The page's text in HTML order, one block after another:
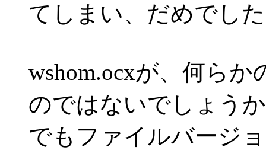
てしまい、だめでし
wshom.ocxが、何ら
のではないでしょう
でもファイルバージ